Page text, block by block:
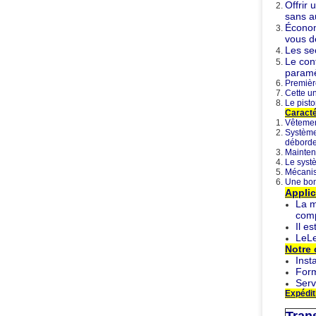
Offrir
sans
vous
Les
Le
Cette
Le
Le
Une
La
Il
Le
Notre